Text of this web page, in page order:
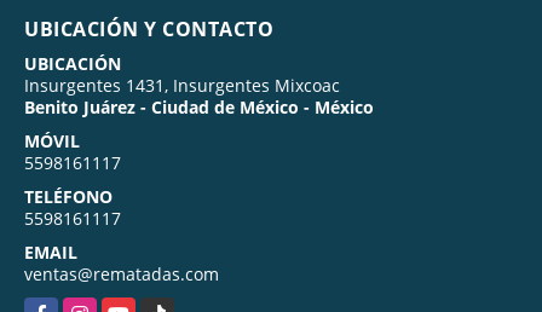
UBICACIÓN Y CONTACTO
UBICACIÓN
Insurgentes 1431, Insurgentes Mixcoac
Benito Juárez - Ciudad de México - México
MÓVIL
5598161117
TELÉFONO
5598161117
EMAIL
ventas@rematadas.com